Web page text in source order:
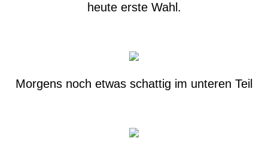
heute erste Wahl.
Morgens noch etwas schattig im unteren Teil